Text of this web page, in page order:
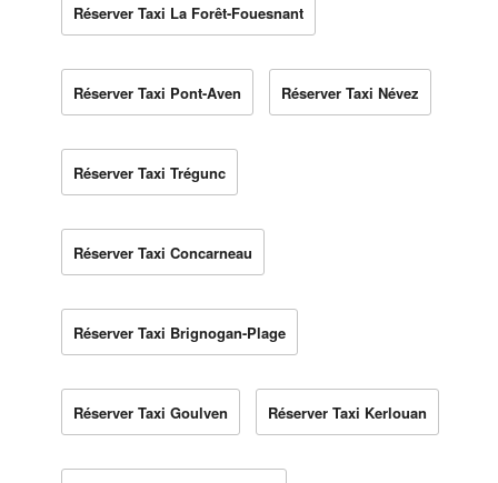
Réserver Taxi La Forêt-Fouesnant
Réserver Taxi Pont-Aven Réserver Taxi Névez
Réserver Taxi Trégunc
Réserver Taxi Concarneau
Réserver Taxi Brignogan-Plage
Réserver Taxi Goulven Réserver Taxi Kerlouan